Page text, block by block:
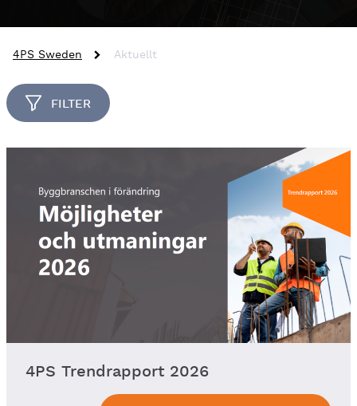
4PS Sweden Aktuellt
FILTER
4PS Trendrapport 2026